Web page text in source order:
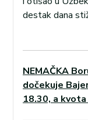
destak dana
NEMAČKA
dočekuje
18.30, a kvota